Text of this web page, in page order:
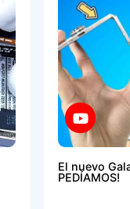
El nuevo
PEDÍAMOS!